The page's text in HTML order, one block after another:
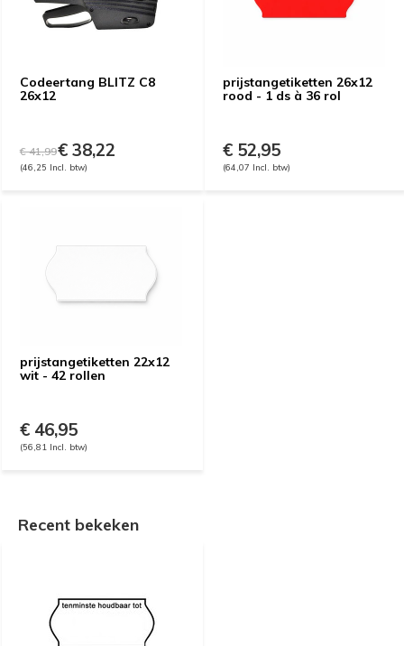
Codeertang BLITZ C8
26x12
€ 41,99€ 38,22
(46,25 Incl. btw)
prijstangetiketten 26x12
rood - 1 ds à 36 rol
€ 52,95
(64,07 Incl. btw)
prijstangetiketten 22x12
wit - 42 rollen
€ 46,95
(56,81 Incl. btw)
Recent bekeken